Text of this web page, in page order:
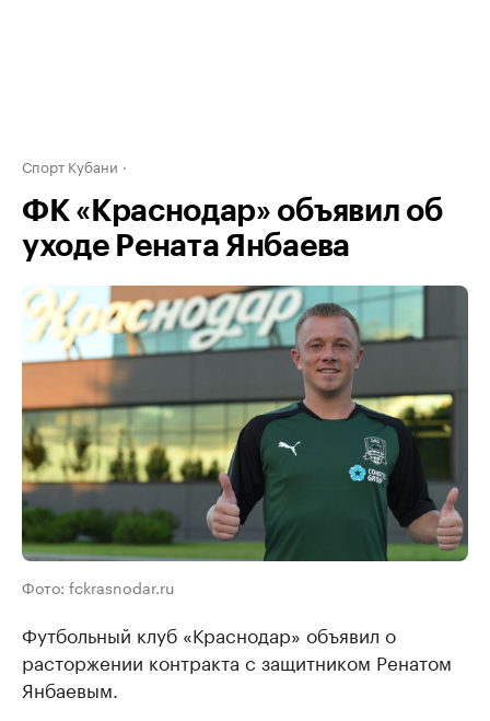
Спорт Кубани
ФК «Краснодар» объявил об
уходе Рената Янбаева
Фото: fckrasnodar.ru
Футбольный клуб «Краснодар» объявил о
расторжении контракта с защитником Ренатом
Янбаевым.